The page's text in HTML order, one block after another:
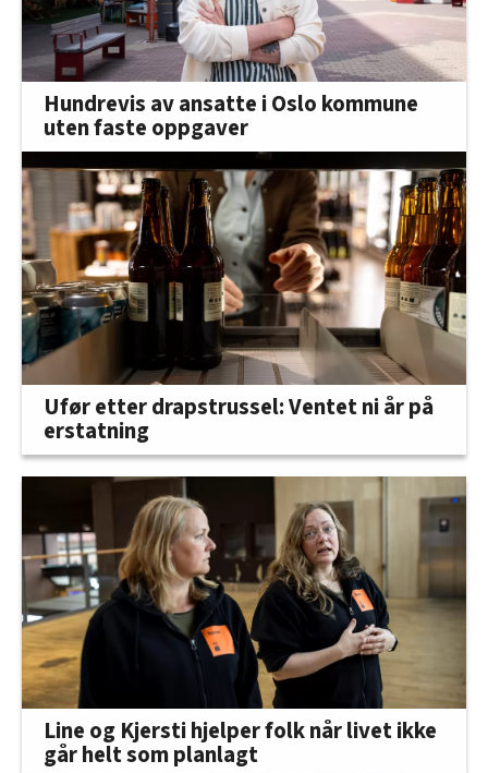
Hundrevis av ansatte i Oslo kommune
uten faste oppgaver
Ufør etter drapstrussel: Ventet ni år på
erstatning
Line og Kjersti hjelper folk når livet ikke
går helt som planlagt